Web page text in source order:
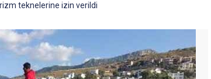
teknelerine izin verildi